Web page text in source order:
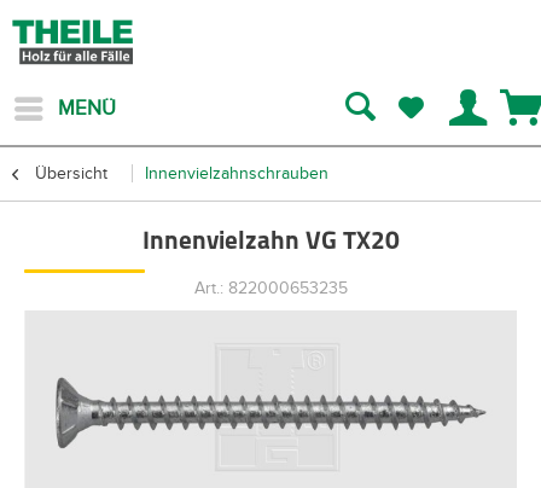
MENÜ
Übersicht Innenvielzahnschrauben
Innenvielzahn VG TX20
Art.: 822000653235